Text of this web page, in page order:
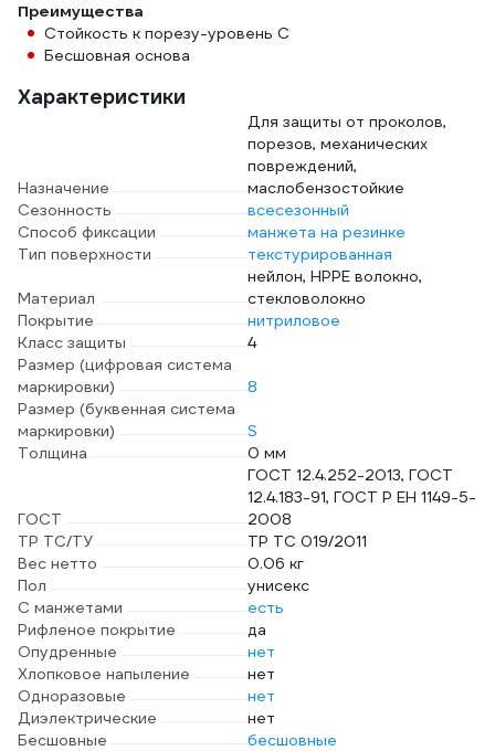
Преимущества
Стойкость к порезу-уровень С
Бесшовная основа
Характеристики
Назначение
Для защиты от проколов,
порезов, механических
повреждений,
маслобензостойкие
Сезонность
всесезонный
Способ фиксации
манжета на резинке
Тип поверхности
текстурированная
Материал
нейлон, HPPE волокно,
стекловолокно
Покрытие
нитриловое
Класс защиты
4
Размер (цифровая система
маркировки)
8
Размер (буквенная система
маркировки)
S
Толщина
0 мм
ГОСТ
ГОСТ 12.4.252-2013, ГОСТ
12.4.183-91, ГОСТ Р ЕН 1149-5-
2008
ТР ТС/ТУ
ТР ТС 019/2011
Вес нетто
0.06 кг
Пол
унисекс
С манжетами
есть
Рифленое покрытие
да
Опудренные
нет
Хлопковое напыление
нет
Одноразовые
нет
Диэлектрические
нет
Бесшовные
бесшовные